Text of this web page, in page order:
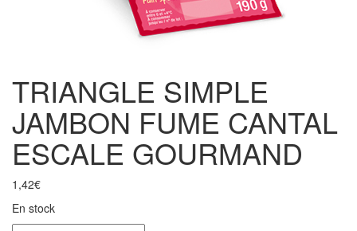
TRIANGLE SIMPLE
JAMBON FUME CANTAL
ESCALE GOURMAND
1,42€
En stock